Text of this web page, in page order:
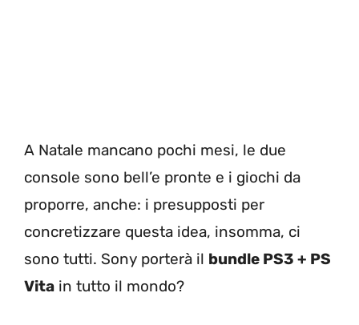
A Natale mancano pochi mesi, le due
console sono bell’e pronte e i giochi da
proporre, anche: i presupposti per
concretizzare questa idea, insomma, ci
sono tutti. Sony porterà il bundle PS3 + PS
Vita in tutto il mondo?